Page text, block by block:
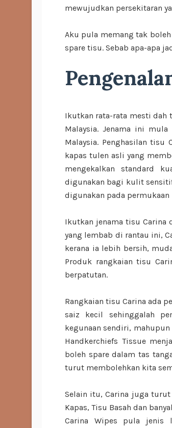
mewujudkan persekitaran
Aku pula memang tak
spare tisu. Sebab apa-apa
Ikutkan rata-rata mesti dah
Malaysia. Jenama ini
Malaysia. Penghasilan tisu
kapas tulen asli yang
mengekalkan standard
digunakan bagi kulit
digunakan pada
Ikutkan jenama tisu Carina
yang lembab di rantau ini,
kerana ia lebih bersih,
Produk rangkaian tisu
berpatutan.
Rangkaian tisu Carina ada
saiz kecil sehinggalah
kegunaan sendiri,
Handkerchiefs Tissue
boleh spare dalam tas
turut membolehkan kita
Selain itu, Carina juga
Kapas, Tisu Basah dan
Carina Wipes pula jenis